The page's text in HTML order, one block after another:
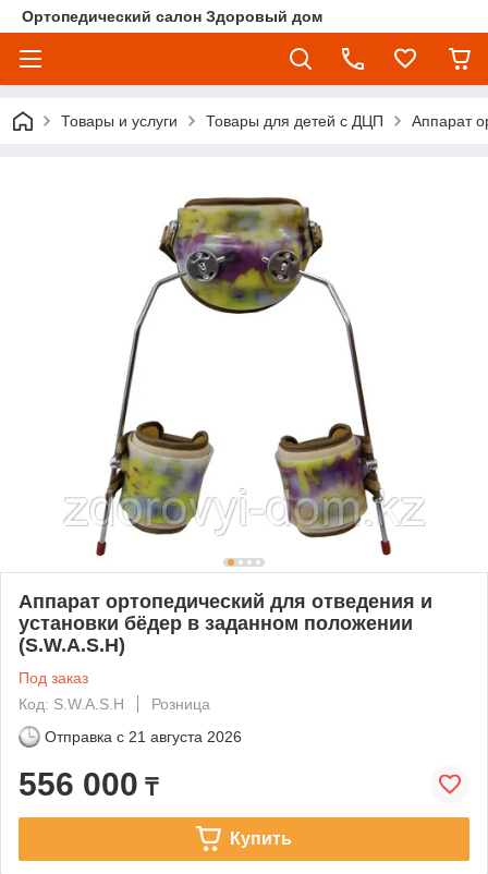
Ортопедический салон Здоровый дом
Товары и услуги Товары для детей с ДЦП Аппарат
Аппарат ортопедический для отведения и
установки бёдер в заданном положении
(S.W.A.S.H)
Под заказ
Код: S.W.A.S.H
Розница
Отправка с 21 августа 2026
556 000 ₸
Купить